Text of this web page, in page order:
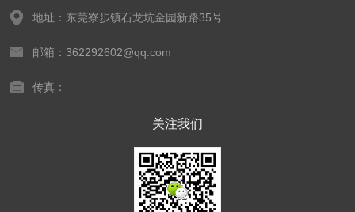
地址：东莞寮步镇石龙坑金园新路35号
邮箱：362292602@qq.com
传真：
关注我们